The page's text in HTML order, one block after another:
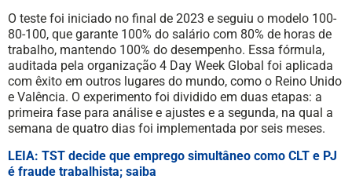
O teste foi iniciado no final de 2023 e seguiu o modelo 100-
80-100, que garante 100% do salário com 80% de horas de
trabalho, mantendo 100% do desempenho. Essa fórmula,
auditada pela organização 4 Day Week Global foi aplicada
com êxito em outros lugares do mundo, como o Reino Unido
e Valência. O experimento foi dividido em duas etapas: a
primeira fase para análise e ajustes e a segunda, na qual a
semana de quatro dias foi implementada por seis meses.
LEIA: TST decide que emprego simultâneo como CLT e PJ
é fraude trabalhista; saiba